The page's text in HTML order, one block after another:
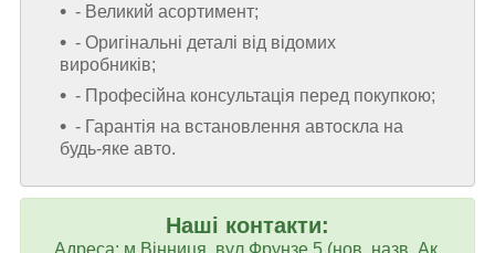
- Великий асортимент;
- Оригінальні деталі від відомих
виробників;
- Професійна консультація перед покупкою;
- Гарантія на встановлення автоскла на
будь-яке авто.
Наші контакти: